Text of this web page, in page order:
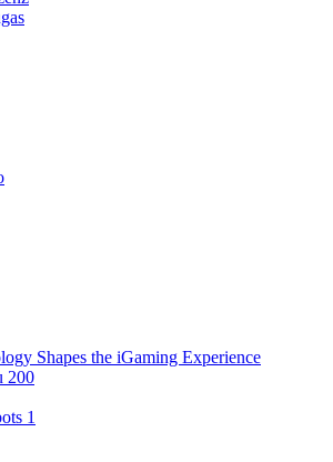
Shapes the iGaming Experience
200
1